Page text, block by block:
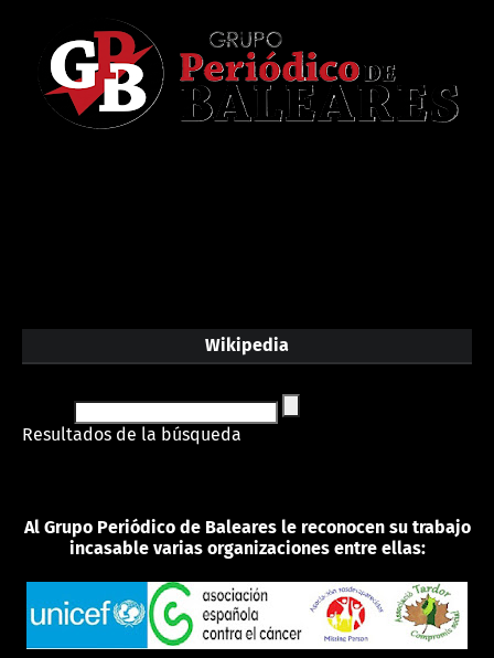
Wikipedia
Resultados de la búsqueda
Al Grupo Periódico de Baleares le reconocen su trabajo
incasable varias organizaciones entre ellas: